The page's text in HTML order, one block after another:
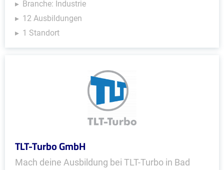
Branche: Industrie
12 Ausbildungen
1 Standort
TLT-Turbo GmbH
Mach deine Ausbildung bei TLT-Turbo in Bad